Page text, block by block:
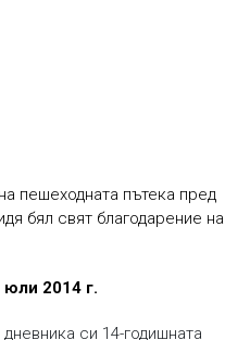
пешеходната пътека пред
бял свят благодарение на
юли 2014 г.
си 14-годишната